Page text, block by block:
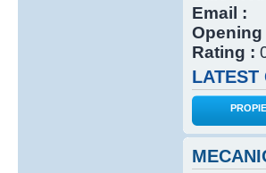
Email :
Opening
Rating :
LATEST